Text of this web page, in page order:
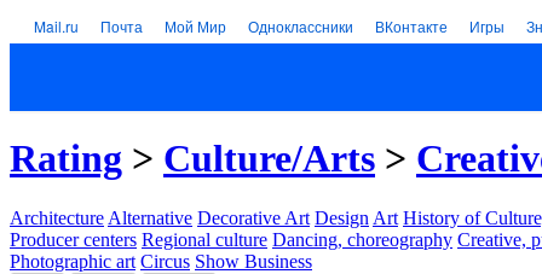
Mail.ru Почта Мой Мир Одноклассники ВКонтакте Игры
Rating > Culture/Arts >
Architecture Alternative Decorative Art Design Art History of
Producer centers Regional culture Dancing, choreography Creative,
Photographic art Circus Show Business